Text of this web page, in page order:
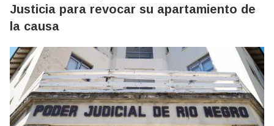
Justicia para revocar su apartamiento de
la causa